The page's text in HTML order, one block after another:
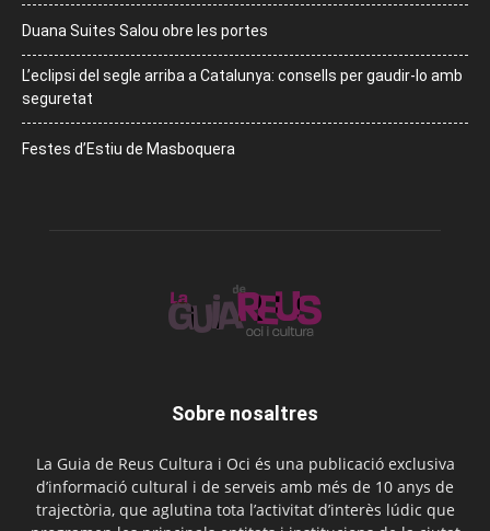
Duana Suites Salou obre les portes
L’eclipsi del segle arriba a Catalunya: consells per gaudir-lo amb
seguretat
Festes d’Estiu de Masboquera
Sobre nosaltres
La Guia de Reus Cultura i Oci és una publicació exclusiva
d’informació cultural i de serveis amb més de 10 anys de
trajectòria, que aglutina tota l’activitat d’interès lúdic que